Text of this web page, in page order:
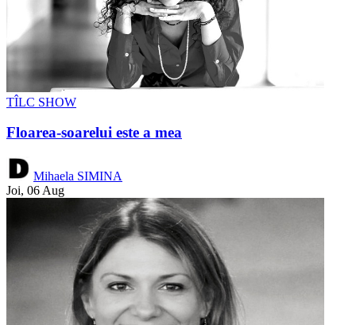
TÎLC SHOW
Floarea-soarelui este a mea
Mihaela SIMINA
Joi, 06 Aug